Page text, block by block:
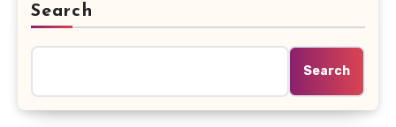
Search
Search